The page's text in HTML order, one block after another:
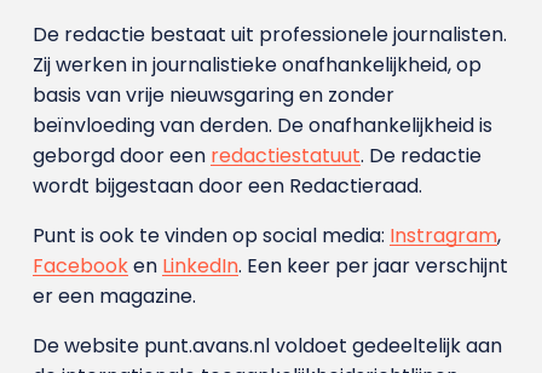
De redactie bestaat uit professionele journalisten.
Zij werken in journalistieke onafhankelijkheid, op
basis van vrije nieuwsgaring en zonder
beïnvloeding van derden. De onafhankelijkheid is
geborgd door een redactiestatuut. De redactie
wordt bijgestaan door een Redactieraad.
Punt is ook te vinden op social media: Instragram,
Facebooken LinkedIn. Een keer per jaar verschijnt
er een magazine.
De website punt.avans.nl voldoet gedeeltelijk aan